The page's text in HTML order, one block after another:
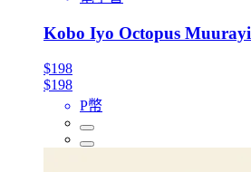
Kobo Iyo Octopus Muurayi
$198
$198
P幣